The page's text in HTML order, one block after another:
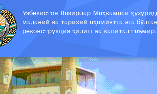
Ўзбекистон Вазирлар Маҳкамаси
маданий ва тарихий аҳамиятга эга
реконструкция қилиш ва капитал